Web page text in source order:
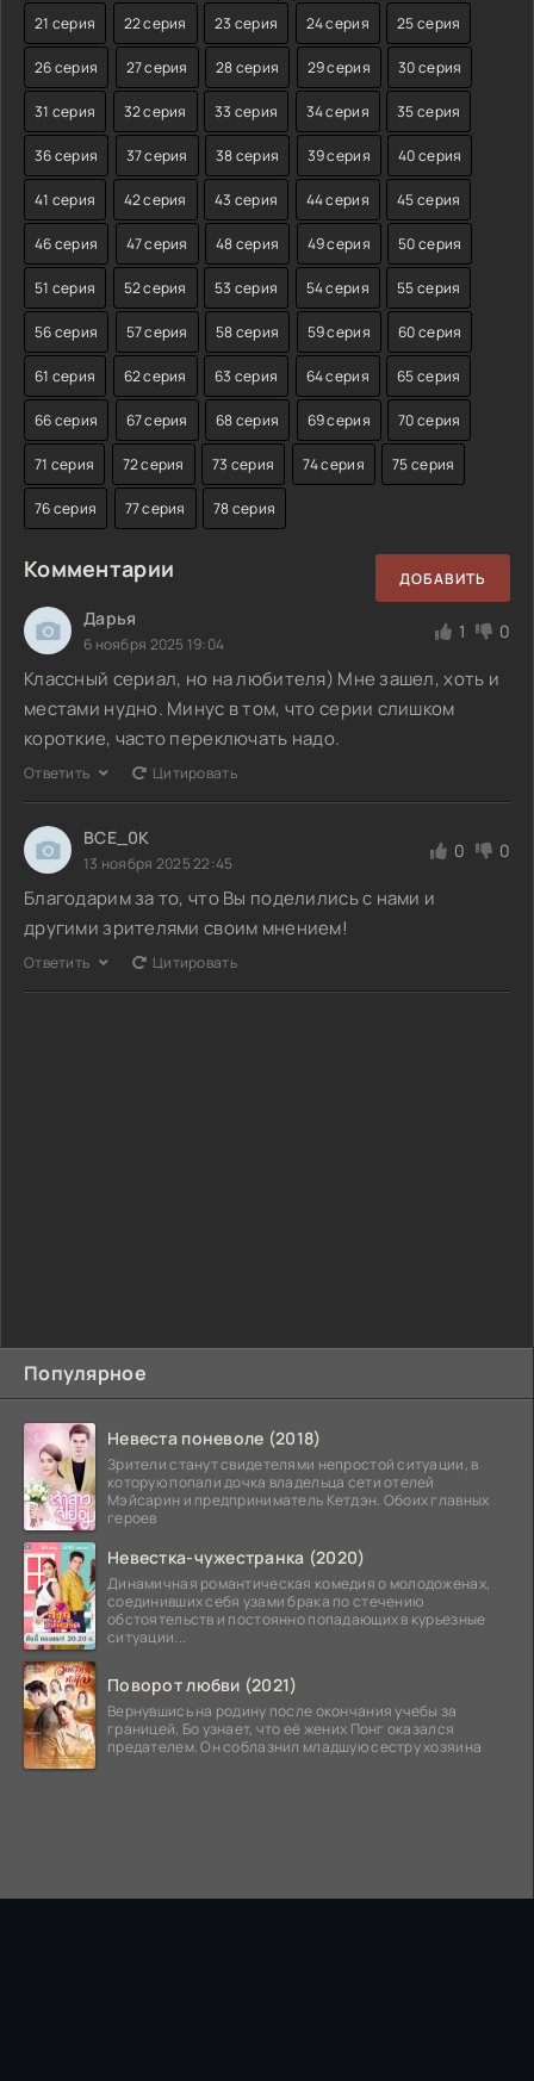
Популярное
Невеста поневоле (2018)
Зрители станут свидетелями непростой ситуации, в
которую попали дочка владельца сети отелей
Мэйсарин и предприниматель Кетдэн. Обоих главных
героев
Невестка-чужестранка (2020)
Динамичная романтическая комедия о молодоженах,
соединивших себя узами брака по стечению
обстоятельств и постоянно попадающих в курьезные
ситуации...
Поворот любви (2021)
Вернувшись на родину после окончания учебы за
границей, Бо узнает, что её жених Понг оказался
предателем. Он соблазнил младшую сестру хозяина
21 серия 22 серия 23 серия 24 серия 25 серия
26 серия 27 серия 28 серия 29 серия 30 серия
31 серия 32 серия 33 серия 34 серия 35 серия
36 серия 37 серия 38 серия 39 серия 40 серия
41 серия 42 серия 43 серия 44 серия 45 серия
46 серия 47 серия 48 серия 49 серия 50 серия
51 серия 52 серия 53 серия 54 серия 55 серия
56 серия 57 серия 58 серия 59 серия 60 серия
61 серия 62 серия 63 серия 64 серия 65 серия
66 серия 67 серия 68 серия 69 серия 70 серия
71 серия 72 серия 73 серия 74 серия 75 серия
76 серия 77 серия 78 серия
Комментарии ДОБАВИТЬ
Дарья
6 ноября 2025 19:04
1 0
Классный сериал, но на любителя) Мне зашел, хоть и
местами нудно. Минус в том, что серии слишком
короткие, часто переключать надо.
Ответить Цитировать
BCE_0K
13 ноября 2025 22:45
0 0
Благодарим за то, что Вы поделились с нами и
другими зрителями своим мнением!
Ответить Цитировать